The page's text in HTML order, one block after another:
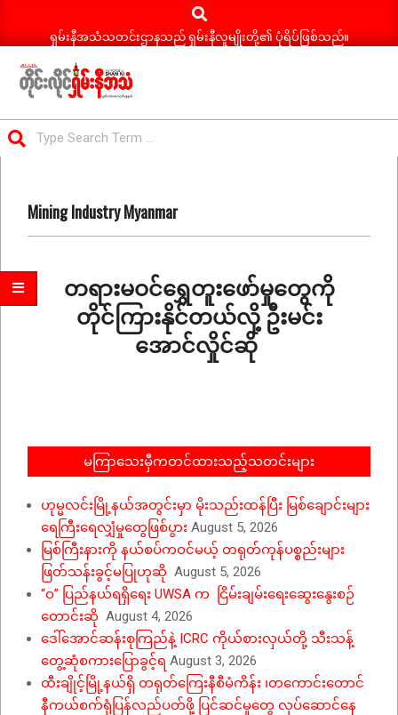
Search
ရှမ်းနီအသံသတင်းဌာနသည် ရှမ်းနီလူမျိုးတို့၏ ပုံရိပ်ဖြစ်သည်။
ရှမ်း
နီ
သတင်း
MenuMining Industry Myanmar
တရားမဝင်ရွှေတူးဖော်မှုတွေကို
တိုင်ကြားနိုင်တယ်လို့ ဦးမင်း
အောင်လှိုင်ဆို
မကြာသေးမှီကတင်ထားသည့်သတင်းများ
ဟုမ္မလင်းမြို့နယ်အတွင်းမှာ မိုးသည်းထန်ပြီး မြစ်ချောင်းများ
ရေကြီးရေလျှံမှုတွေဖြစ်ပွား August 5, 2026
မြစ်ကြီးနားကို နယ်စပ်ကဝင်မယ့် တရုတ်ကုန်ပစ္စည်းများ
ဖြတ်သန်းခွင့်မပြုဟုဆို August 5, 2026
“ဝ” ပြည်နယ်ရရှိရေး UWSA က ငြိမ်းချမ်းရေးဆွေးနွေးစဉ်
တောင်းဆို August 4, 2026
ဒေါ်အောင်ဆန်းစုကြည်နဲ့ ICRC ကိုယ်စားလှယ်တို့ သီးသန့်
တွေ့ဆုံစကားပြောခွင့်ရ August 3, 2026
ထီးချိုင့်မြို့နယ်ရှိ တရုတ်ကြေးနီစီမံကိန်း ၊တကောင်းတောင်
နီကယ်စက်ရုံပြန်လည်ပတ်ဖို့ ပြင်ဆင်မှုတွေ လုပ်ဆောင်နေ